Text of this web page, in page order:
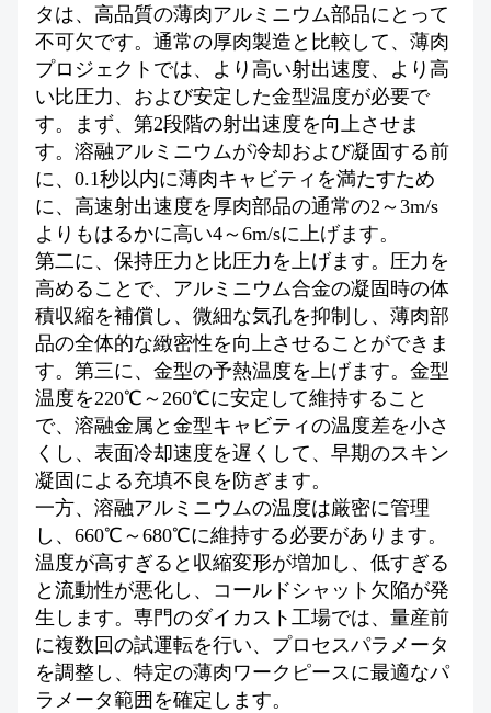
タは、高品質の薄肉アルミニウム部品にとって
不可欠です。通常の厚肉製造と比較して、薄肉
プロジェクトでは、より高い射出速度、より高
い比圧力、および安定した金型温度が必要で
す。まず、第2段階の射出速度を向上させま
す。溶融アルミニウムが冷却および凝固する前
に、0.1秒以内に薄肉キャビティを満たすため
に、高速射出速度を厚肉部品の通常の2～3m/s
よりもはるかに高い4～6m/sに上げます。
第二に、保持圧力と比圧力を上げます。圧力を
高めることで、アルミニウム合金の凝固時の体
積収縮を補償し、微細な気孔を抑制し、薄肉部
品の全体的な緻密性を向上させることができま
す。第三に、金型の予熱温度を上げます。金型
温度を220℃～260℃に安定して維持すること
で、溶融金属と金型キャビティの温度差を小さ
くし、表面冷却速度を遅くして、早期のスキン
凝固による充填不良を防ぎます。
一方、溶融アルミニウムの温度は厳密に管理
し、660℃～680℃に維持する必要があります。
温度が高すぎると収縮変形が増加し、低すぎる
と流動性が悪化し、コールドシャット欠陥が発
生します。専門のダイカスト工場では、量産前
に複数回の試運転を行い、プロセスパラメータ
を調整し、特定の薄肉ワークピースに最適なパ
ラメータ範囲を確定します。